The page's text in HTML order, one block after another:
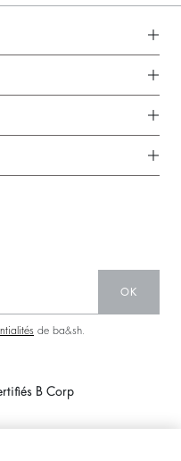
OK
de ba&sh.
B Corp